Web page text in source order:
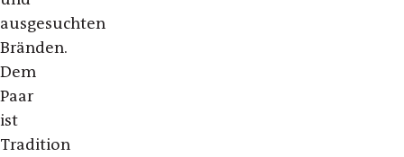
ausgesuchten
Bränden.
Dem
Paar
ist
Tradition